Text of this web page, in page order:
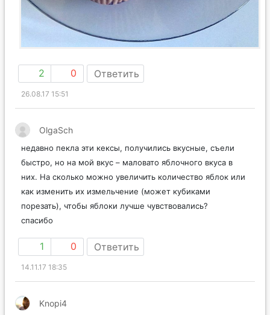
2 0 Ответить
26.08.17 15:51
OlgaSch
недавно пекла эти кексы, получились вкусные, съели
быстро, но на мой вкус – маловато яблочного вкуса в
них. На сколько можно увеличить количество яблок или
как изменить их измельчение (может кубиками
порезать), чтобы яблоки лучше чувствовались?
спасибо
1 0 Ответить
14.11.17 18:35
Knopi4